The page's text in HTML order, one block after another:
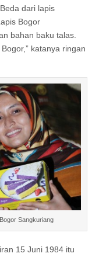
dari lapis
Bogor
bahan baku talas.
katanya ringan
Sangkuriang
15 Juni 1984 itu